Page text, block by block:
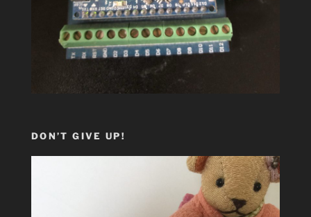
DON’T GIVE UP!